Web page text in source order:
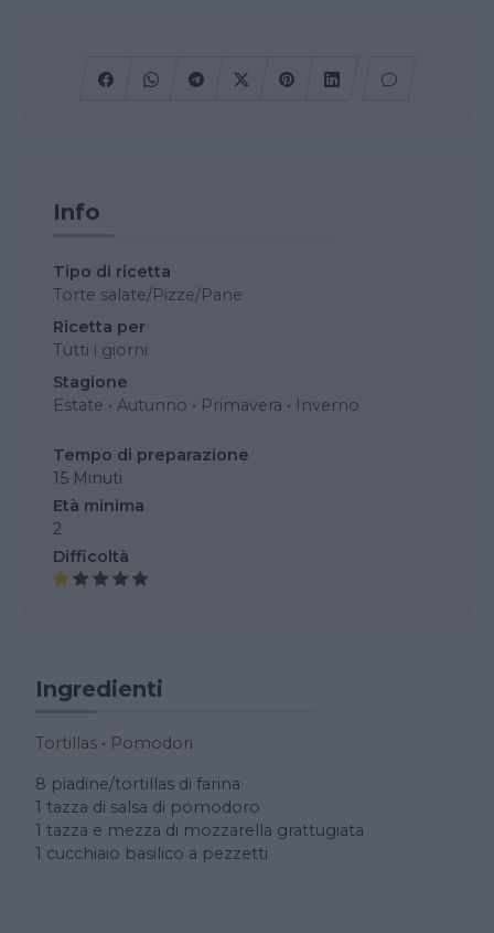
Info
Tipo di ricetta
Torte salate/Pizze/Pane
Ricetta per
Tutti i giorni
Stagione
Estate • Autunno • Primavera • Inverno
Tempo di preparazione
15 Minuti
Età minima
2
Difficoltà
Ingredienti
Tortillas • Pomodori
8 piadine/tortillas di farina
1 tazza di salsa di pomodoro
1 tazza e mezza di mozzarella grattugiata
1 cucchiaio basilico a pezzetti